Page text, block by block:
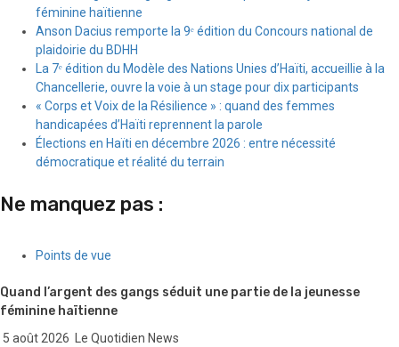
féminine haïtienne
Anson Dacius remporte la 9ᵉ édition du Concours national de
plaidoirie du BDHH
La 7ᵉ édition du Modèle des Nations Unies d’Haïti, accueillie à la
Chancellerie, ouvre la voie à un stage pour dix participants
« Corps et Voix de la Résilience » : quand des femmes
handicapées d’Haïti reprennent la parole
Élections en Haïti en décembre 2026 : entre nécessité
démocratique et réalité du terrain
Ne manquez pas :
Points de vue
Quand l’argent des gangs séduit une partie de la jeunesse
féminine haïtienne
5 août 2026 Le Quotidien News